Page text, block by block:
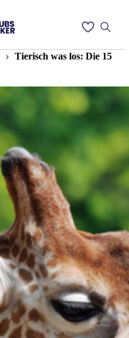
Tierisch was los: Die 15